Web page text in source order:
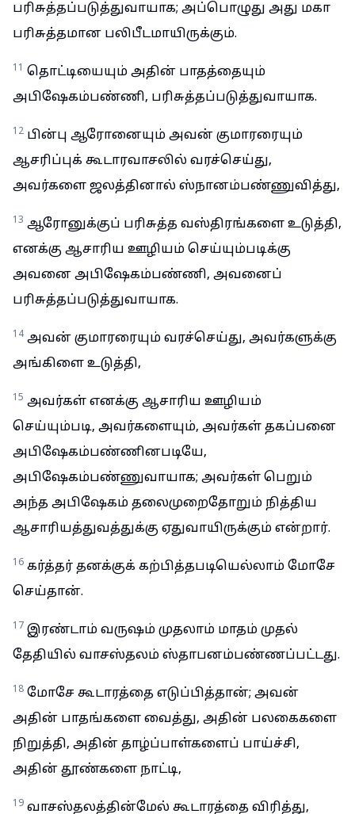
பரிசுத்தப்படுத்துவாயாக; அப்பொழுது அது மகா
பரிசுத்தமான பலிபீடமாயிருக்கும்.
11 தொட்டியையும் அதின் பாதத்தையும்
அபிஷேகம்பண்ணி, பரிசுத்தப்படுத்துவாயாக.
12 பின்பு ஆரோனையும் அவன் குமாரரையும்
ஆசரிப்புக் கூடாரவாசலில் வரச்செய்து,
அவர்களை ஜலத்தினால் ஸ்நானம்பண்ணுவித்து,
13 ஆரோனுக்குப் பரிசுத்த வஸ்திரங்களை உடுத்தி,
எனக்கு ஆசாரிய ஊழியம் செய்யும்படிக்கு
அவனை அபிஷேகம்பண்ணி, அவனைப்
பரிசுத்தப்படுத்துவாயாக.
14 அவன் குமாரரையும் வரச்செய்து, அவர்களுக்கு
அங்கிளை உடுத்தி,
15 அவர்கள் எனக்கு ஆசாரிய ஊழியம்
செய்யும்படி, அவர்களையும், அவர்கள் தகப்பனை
அபிஷேகம்பண்ணினபடியே,
அபிஷேகம்பண்ணுவாயாக; அவர்கள் பெறும்
அந்த அபிஷேகம் தலைமுறைதோறும் நித்திய
ஆசாரியத்துவத்துக்கு ஏதுவாயிருக்கும் என்றார்.
16 கர்த்தர் தனக்குக் கற்பித்தபடியெல்லாம் மோசே
செய்தான்.
17 இரண்டாம் வருஷம் முதலாம் மாதம் முதல்
தேதியில் வாசஸ்தலம் ஸ்தாபனம்பண்ணப்பட்டது.
18 மோசே கூடாரத்தை எடுப்பித்தான்; அவன்
அதின் பாதங்களை வைத்து, அதின் பலகைகளை
நிறுத்தி, அதின் தாழ்ப்பாள்களைப் பாய்ச்சி,
அதின் தூண்களை நாட்டி,
19 வாசஸ்தலத்தின்மேல் கூடாரத்தை விரித்து,